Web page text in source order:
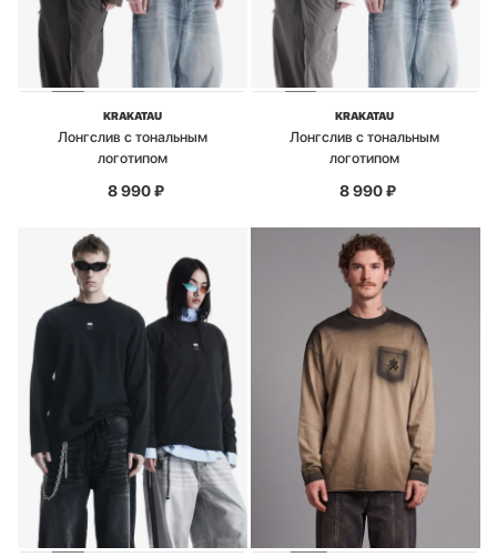
KRAKATAU
Лонгслив с тональным
логотипом
8 990₽
KRAKATAU
Лонгслив с тональным
логотипом
8 990₽